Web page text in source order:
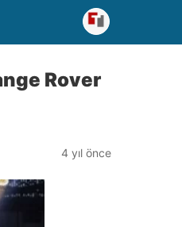
Rover
4 yıl önce